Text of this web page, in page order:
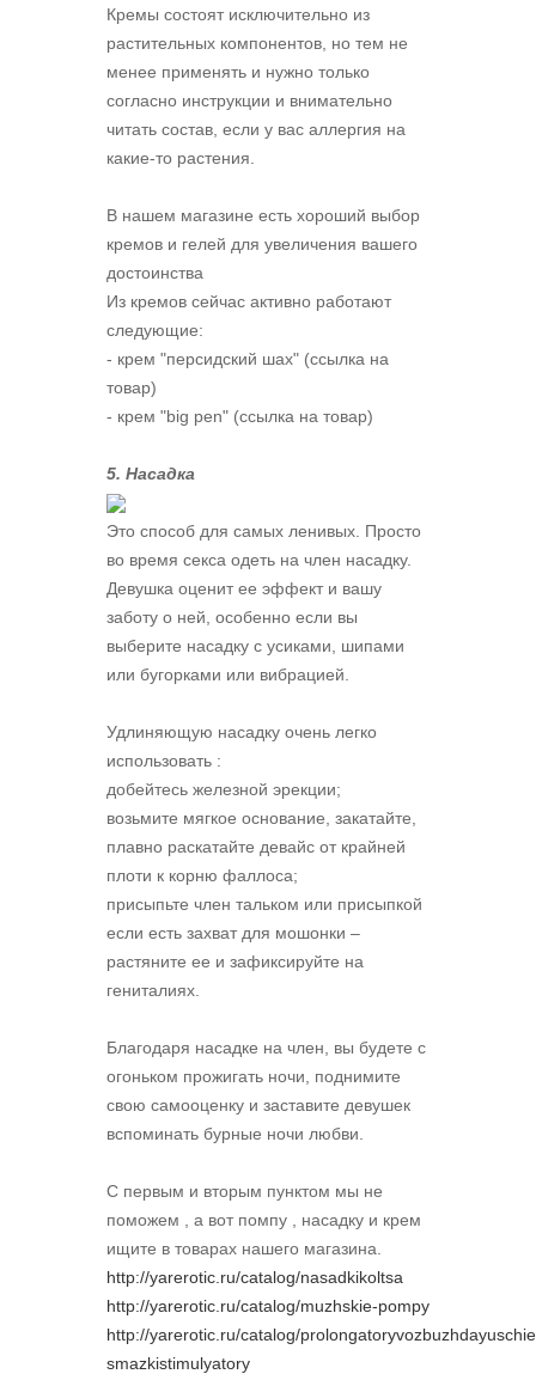
Кремы состоят исключительно из
растительных компонентов, но тем не
менее применять и нужно только
согласно инструкции и внимательно
читать состав, если у вас аллергия на
какие-то растения.
В нашем магазине есть хороший выбор
кремов и гелей для увеличения вашего
достоинства
Из кремов сейчас активно работают
следующие:
- крем "персидский шах" (ссылка на
товар)
- крем "big pen" (ссылка на товар)
5. Насадка
Это способ для самых ленивых. Просто
во время секса одеть на член насадку.
Девушка оценит ее эффект и вашу
заботу о ней, особенно если вы
выберите насадку с усиками, шипами
или бугорками или вибрацией.
Удлиняющую насадку очень легко
использовать :
добейтесь железной эрекции;
возьмите мягкое основание, закатайте,
плавно раскатайте девайс от крайней
плоти к корню фаллоса;
присыпьте член тальком или присыпкой
если есть захват для мошонки –
растяните ее и зафиксируйте на
гениталиях.
Благодаря насадке на член, вы будете с
огоньком прожигать ночи, поднимите
свою самооценку и заставите девушек
вспоминать бурные ночи любви.
С первым и вторым пунктом мы не
поможем , а вот помпу , насадку и крем
ищите в товарах нашего магазина.
http://yarerotic.ru/catalog/nasadkikoltsa
http://yarerotic.ru/catalog/muzhskie-pompy
http://yarerotic.ru/catalog/
smazkistimulyatory